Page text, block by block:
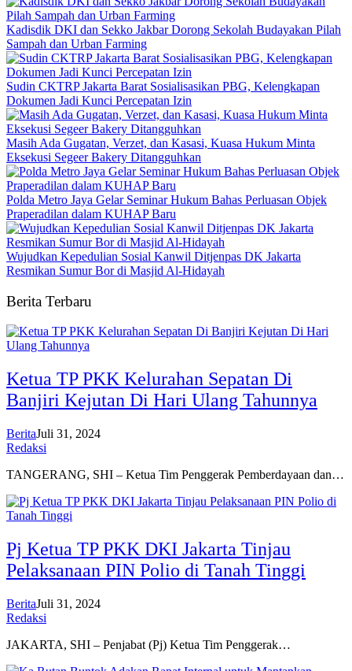
Kadisdik DKI dan Sekko Jakbar Dorong Sekolah Budayakan Pilah
Sampah dan Urban Farming
Sudin CKTRP Jakarta Barat Sosialisasikan PBG, Kelengkapan
Dokumen Jadi Kunci Percepatan Izin
Masih Ada Gugatan, Verzet, dan Kasasi, Kuasa Hukum Minta
Eksekusi Segeer Bakery Ditangguhkan
Polda Metro Jaya Gelar Seminar Hukum Bahas Perluasan Objek
Praperadilan dalam KUHAP Baru
Wujudkan Kepedulian Sosial Kanwil Ditjenpas DK Jakarta
Resmikan Sumur Bor di Masjid Al-Hidayah
Berita Terbaru
Ketua TP PKK Kelurahan Sepatan Di
Banjiri Kejutan Di Hari Ulang Tahunnya
BeritaJuli 31, 2024
Redaksi
TANGERANG, SHI – Ketua Tim Penggerak Pemberdayaan dan…
Pj Ketua TP PKK DKI Jakarta Tinjau
Pelaksanaan PIN Polio di Tanah Tinggi
BeritaJuli 31, 2024
Redaksi
JAKARTA, SHI – Penjabat (Pj) Ketua Tim Penggerak…